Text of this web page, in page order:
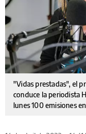
"Vidas prestadas", el
conduce la periodista
lunes 100 emisiones